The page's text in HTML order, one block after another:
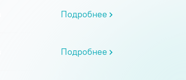
Подробнее
Подробнее